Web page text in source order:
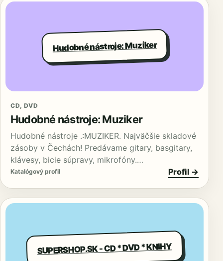
Hudobné nástroje: Muziker
CD, DVD
Hudobné nástroje: Muziker
Hudobné nástroje .:MUZIKER. Najväčšie skladové
zásoby v Čechách! Predávame gitary, basgitary,
klávesy, bicie súpravy, mikrofóny.…
Katalógový profil Profil →
SUPERSHOP.SK - CD * DVD * KNIHY